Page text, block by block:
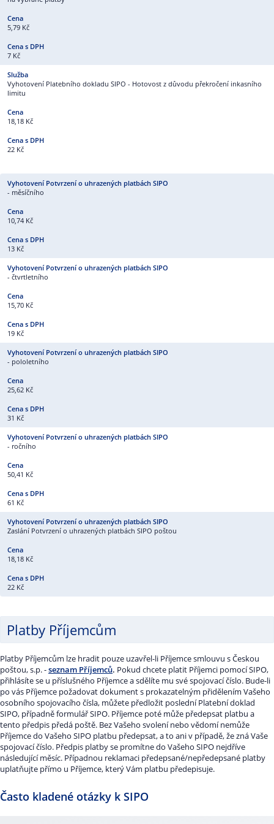
5,79 Kč
7 Kč
Vyhotovení Platebního dokladu SIPO - Hotovost z důvodu překročení inkasního
limitu
18,18 Kč
22 Kč
- měsíčního
10,74 Kč
13 Kč
- čtvrtletního
15,70 Kč
19 Kč
- pololetního
25,62 Kč
31 Kč
- ročního
50,41 Kč
61 Kč
Zaslání Potvrzení o uhrazených platbách SIPO poštou
18,18 Kč
22 Kč
Platby Příjemcům
Platby Příjemcům lze hradit pouze uzavřel-li Příjemce smlouvu s Českou
poštou, s.p. -seznam Příjemců. Pokud chcete platit Příjemci pomocí SIPO,
přihlásíte se u příslušného Příjemce a sdělíte mu své spojovací číslo. Bude-li
po vás Příjemce požadovat dokument s prokazatelným přidělením Vašeho
osobního spojovacího čísla, můžete předložit poslední Platební doklad
SIPO, případně formulář SIPO. Příjemce poté může předepsat platbu a
tento předpis předá poště. Bez Vašeho svolení nebo vědomí nemůže
Příjemce do Vašeho SIPO platbu předepsat, a to ani v případě, že zná Vaše
spojovací číslo. Předpis platby se promítne do Vašeho SIPO nejdříve
následující měsíc. Případnou reklamaci předepsané/nepředepsané platby
uplatňujte přímo u Příjemce, který Vám platbu předepisuje.
Často kladené otázky k SIPO